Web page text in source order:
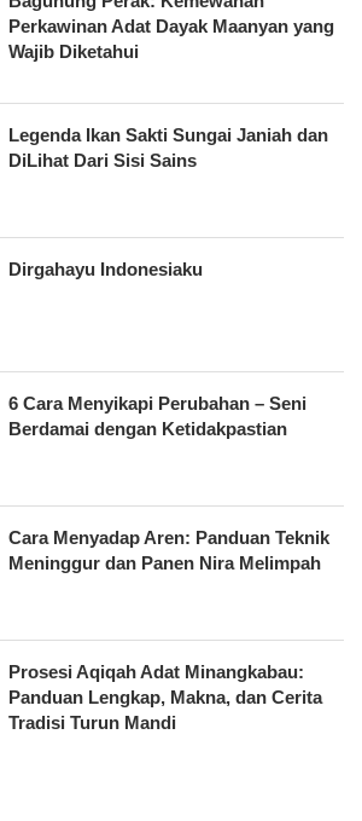
Perkawinan Adat Dayak Maanyan yang
Wajib Diketahui
Legenda Ikan Sakti Sungai Janiah dan
DiLihat Dari Sisi Sains
Dirgahayu Indonesiaku
6 Cara Menyikapi Perubahan – Seni
Berdamai dengan Ketidakpastian
Cara Menyadap Aren: Panduan Teknik
Meninggur dan Panen Nira Melimpah
Prosesi Aqiqah Adat Minangkabau:
Panduan Lengkap, Makna, dan Cerita
Tradisi Turun Mandi